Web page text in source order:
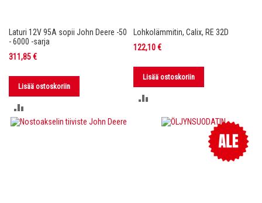
Laturi 12V 95A sopii John Deere -50
- 6000 -sarja
311,85 €
Lisää ostoskoriin
VERTAILUUN
Lohkolämmitin, Calix, RE 32D
122,10 €
Lisää ostoskoriin
VERTAILUUN